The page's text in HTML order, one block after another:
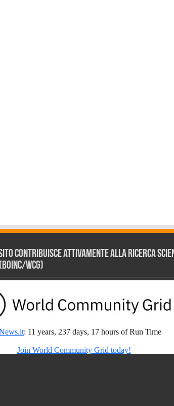
contribuisce attivamente alla ricerca
WCG)